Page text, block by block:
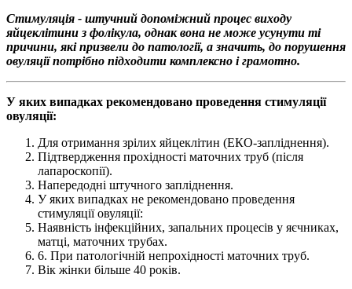
Стимуляція - штучний допоміжний процес виходу
яйцеклітини з фолікула, однак вона не може усунути ті
причини, які призвели до патології, а значить, до порушення
овуляції потрібно підходити комплексно і грамотно.
У яких випадках рекомендовано проведення стимуляції
овуляції:
Для отримання зрілих яйцеклітин (ЕКО-запліднення).
Підтвердження прохідності маточних труб (після
лапароскопії).
Напередодні штучного запліднення.
У яких випадках не рекомендовано проведення
стимуляції овуляції:
Наявність інфекційних, запальних процесів у яєчниках,
матці, маточних трубах.
6. При патологічній непрохідності маточних труб.
Вік жінки більше 40 років.